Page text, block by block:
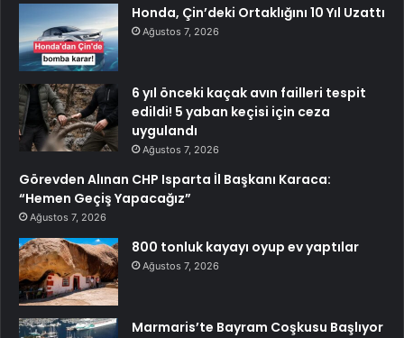
Honda, Çin’deki Ortaklığını 10 Yıl Uzattı
Ağustos 7, 2026
6 yıl önceki kaçak avın failleri tespit
edildi! 5 yaban keçisi için ceza
uygulandı
Ağustos 7, 2026
Görevden Alınan CHP Isparta İl Başkanı Karaca:
“Hemen Geçiş Yapacağız”
Ağustos 7, 2026
800 tonluk kayayı oyup ev yaptılar
Ağustos 7, 2026
Marmaris’te Bayram Coşkusu Başlıyor